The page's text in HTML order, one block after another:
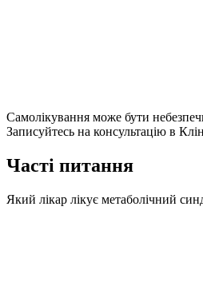
Самолікування може бути
Записуйтесь на консультацію в
Часті питання
Який лікар лікує метаболічний